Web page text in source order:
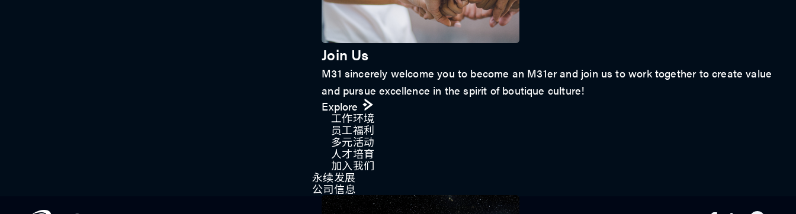
Join Us
M31 sincerely welcome you to become an M31er and join us to work together to create value
and pursue excellence in the spirit of boutique culture!
Explore
工作环境
员工福利
多元活动
人才培育
加入我们
永续发展
公司信息